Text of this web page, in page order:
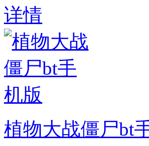
详情
植物大战僵尸bt